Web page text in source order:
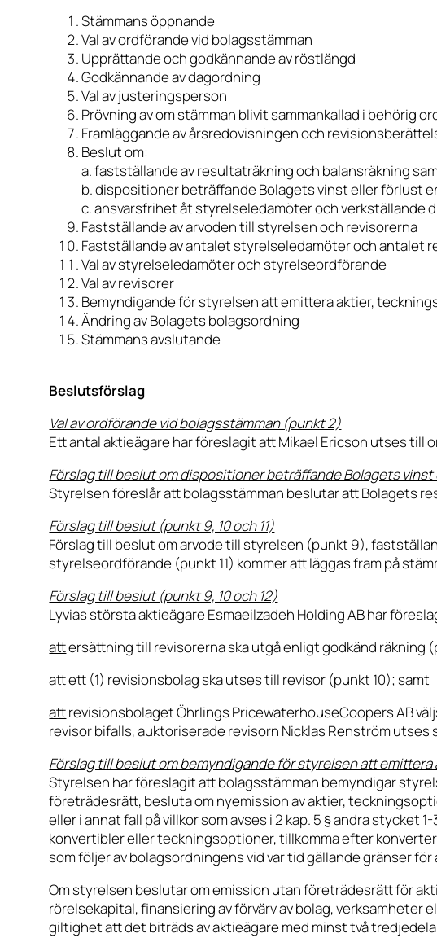
Stämmans öppnande
Val av ordförande vid bolagsstämman
Upprättande och godkännande av röstlängd
Godkännande av dagordning
Val av justeringsperson
Prövning av om stämman blivit sammankallad i behörig
Framläggande av årsredovisningen och
Beslut om:
a.fastställande av resultaträkning och balansräkning
b.dispositioner beträffande Bolagets vinst eller förlust
c.ansvarsfrihet åt styrelseledamöter och verkställande
Fastställande av arvoden till styrelsen och revisorerna
Fastställande av antalet styrelseledamöter och antalet
Val av styrelseledamöter och styrelseordförande
Val av revisorer
Bemyndigande för styrelsen att emittera aktier,
Ändring av Bolagets bolagsordning
Stämmans avslutande
Beslutsförslag
Val av ordförande vid bolagsstämman (punkt 2)
Ett antal aktieägare har föreslagit att Mikael Ericson utses till
Förslag till beslut om dispositioner beträffande Bolagets
Styrelsen föreslår att bolagsstämman beslutar att Bolagets
Förslag till beslut (punkt 9, 10 och 11)
Förslag till beslut om arvode till styrelsen (punkt 9),
styrelseordförande (punkt 11) kommer att läggas fram på
Förslag till beslut (punkt 9, 10 och 12)
Lyvias största aktieägare Esmaeilzadeh Holding AB har
attersättning till revisorerna ska utgå enligt godkänd räkning
attett (1) revisionsbolag ska utses till revisor (punkt 10); samt
attrevisionsbolaget Öhrlings PricewaterhouseCoopers AB
revisor bifalls, auktoriserade revisorn Nicklas Renström utses
Förslag till beslut om bemyndigande för styrelsen att
Styrelsen har föreslagit att bolagsstämman bemyndigar
företrädesrätt, besluta om nyemission av aktier,
eller i annat fall på villkor som avses i 2 kap. 5 § andra stycket
konvertibler eller teckningsoptioner, tillkomma efter
som följer av bolagsordningens vid var tid gällande gränser
Om styrelsen beslutar om emission utan företrädesrätt för
rörelsekapital, finansiering av förvärv av bolag,
giltighet att det biträds av aktieägare med minst två